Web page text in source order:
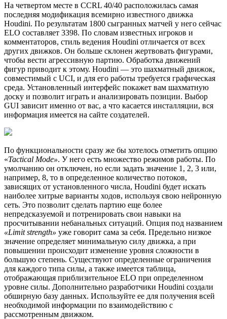
На четвертом месте в CCRL 40/40 расположилась самая
последняя модификация всемирно известного движка
Houdini. По результатам 1800 сыгранных матчей у него сейчас
ELO составляет 3398. По словам известных игроков и
комментаторов, стиль ведения Houdini отличается от всех
других движков. Он больше склонен жертвовать фигурами,
чтобы вести агрессивную партию. Обработка движений
фигур приводит к этому. Houdini — это шахматный движок,
совместимый с UCI, и для его работы требуется графическая
среда. Установленный интерфейс покажет вам шахматную
доску и позволит играть и анализировать позиции. Выбор
GUI зависит именно от вас, а что касается инсталляции, вся
информация имеется на сайте создателей.
По функциональности сразу же бы хотелось отметить опцию
«Tactical Mode». У него есть множество режимов работы. По
умолчанию он отключен, но если задать значение 1, 2, 3 или,
например, 8, то в определенное количество потоков,
зависящих от установленного числа, Houdini будет искать
наиболее хитрые варианты ходов, используя свою нейронную
сеть. Это позволит сделать партию еще более
непредсказуемой и потренировать свои навыки на
просчитывании небанальных ситуаций. Опция под названием
«Limit strength» уже говорит сама за себя. Предельно низкое
значение определяет минимальную силу движка, а при
повышении происходит изменение уровня сложности в
большую степень. Существуют определенные ограничения
для каждого типа силы, а также имеется таблица,
отображающая приблизительное ELO при определенном
уровне силы. Дополнительно разработчики Houdini создали
обширную базу данных. Используйте ее для получения всей
необходимой информации по взаимодействию с
рассмотренным движком.